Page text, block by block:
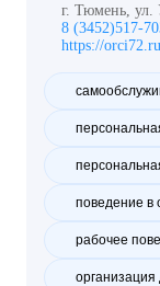
г. Тюмень, ул.
8 (3452)517-
https://
поведение в
рабочее
организация